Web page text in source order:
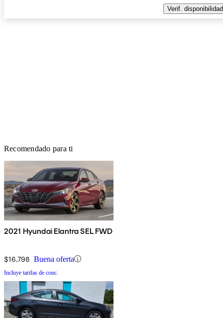
Verif. disponibilidad
Recomendado para ti
2021 Hyundai Elantra SEL FWD
$16,798 Buena oferta
Incluye tarifas de conc.